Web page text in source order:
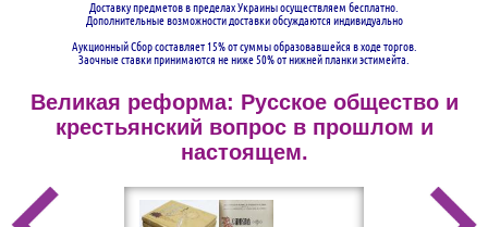
Доставку предметов в пределах Украины осуществляем бесплатно.
Дополнительные возможности доставки обсуждаются индивидуально
Аукционный Сбор составляет 15% от суммы образовавшейся в ходе торгов.
Заочные ставки принимаются не ниже 50% от нижней планки эстимейта.
Великая реформа: Русское общество и
крестьянский вопрос в прошлом и
настоящем.